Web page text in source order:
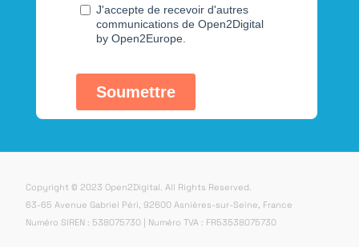
Copyright © 2023 Open2Digital. All Rights Reserved.
63-65 Avenue Gabriel Péri, 92600 Asnières-sur-Seine, France
Numéro SIREN : 538075730 | Numéro TVA : FR53538075730